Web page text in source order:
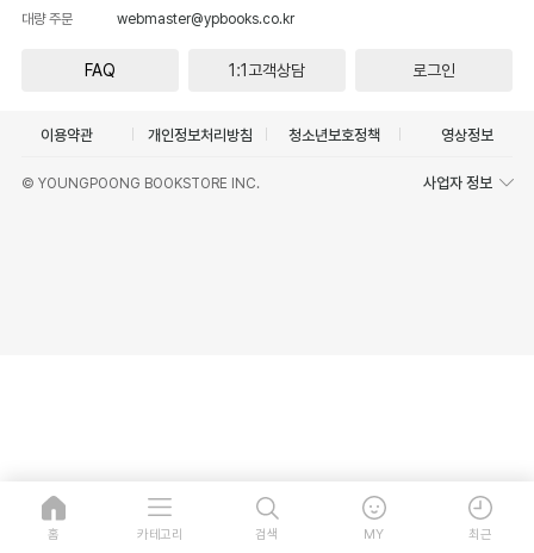
대량 주문
webmaster@ypbooks.co.kr
FAQ 1:1고객상담 로그인
이용약관 개인정보처리방침 청소년보호정책 영상정보
© YOUNGPOONG BOOKSTORE INC. 사업자 정보
홈 카테고리 검색 MY 최근